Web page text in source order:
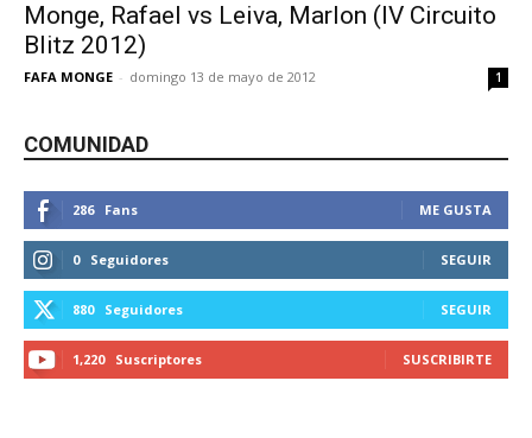
Monge, Rafael vs Leiva, Marlon (IV Circuito
Blitz 2012)
FAFA MONGE - domingo 13 de mayo de 2012 1
COMUNIDAD
286 Fans ME GUSTA
0 Seguidores SEGUIR
880 Seguidores SEGUIR
1,220 Suscriptores SUSCRIBIRTE